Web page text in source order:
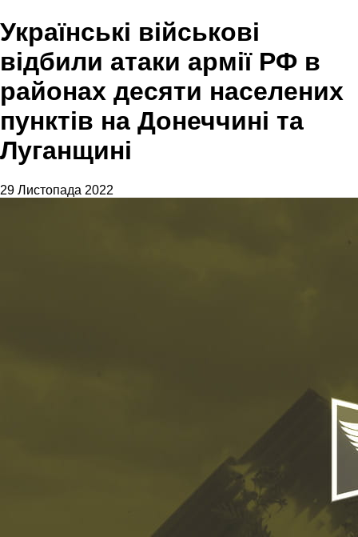
Українські військові
відбили атаки армії РФ в
районах десяти населених
пунктів на Донеччині та
Луганщині
29 Листопада 2022